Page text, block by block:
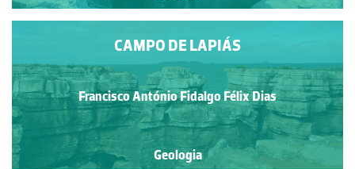
CAMPO DE LAPIÁS
Francisco António Fidalgo Félix Dias
Geologia